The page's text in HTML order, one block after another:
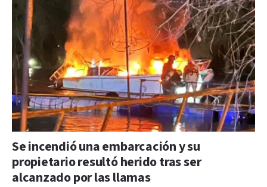
Se incendió una embarcación y su
propietario resultó herido tras ser
alcanzado por las llamas